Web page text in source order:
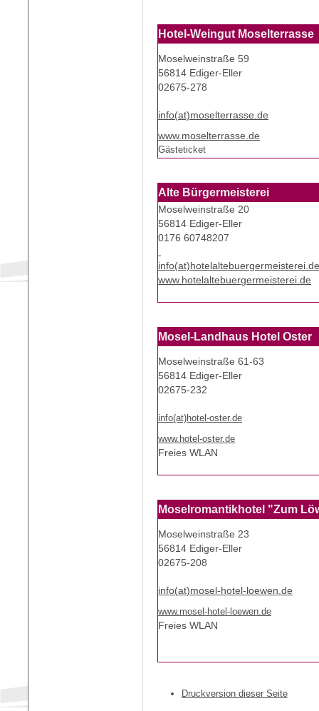
Hotel-Weingut Moselterrasse
Moselweinstraße 59
56814 Ediger-Eller
02675-278
info(at)moselterrasse.de
www.moselterrasse.de
Gästeticket
Alte Bürgermeisterei
Moselweinstraße 20
56814 Ediger-Eller
0176 60748207
info(at)hotelaltebuergermeisterei.de
www.hotelaltebuergermeisterei.de
Mosel-Landhaus Hotel Oster
Moselweinstraße 61-63
56814 Ediger-Eller
02675-232
info(at)hotel-oster.de
www.hotel-oster.de
Freies WLAN
Moselromantikhotel "Zum
Moselweinstraße 23
56814 Ediger-Eller
02675-208
info(at)mosel-hotel-loewen.de
www.mosel-hotel-loewen.de
Freies WLAN
Druckversion dieser Seite